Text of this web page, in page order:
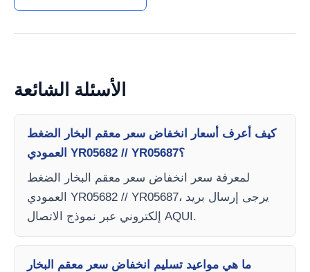
الأسئلة الشائعة
كيف أعرف أسعار انخفاض سعر معقم البخار الضغط
العمودي YR05682 // YR05687؟
لمعرفة سعر انخفاض سعر معقم البخار الضغط
العمودي YR05682 // YR05687، يرجى إرسال بريد
إلكتروني عبر نموذج الاتصال AQUI.
ما هي مواعيد تسليم انخفاض سعر معقم البخار